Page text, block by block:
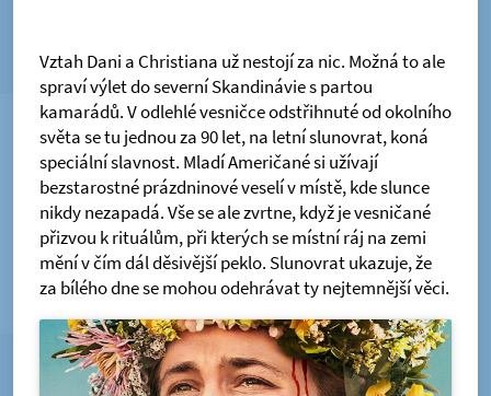
Vztah Dani a Christiana už nestojí za nic. Možná to ale
spraví výlet do severní Skandinávie s partou
kamarádů. V odlehlé vesničce odstřihnuté od okolního
světa se tu jednou za 90 let, na letní slunovrat, koná
speciální slavnost. Mladí Američané si užívají
bezstarostné prázdninové veselí v místě, kde slunce
nikdy nezapadá. Vše se ale zvrtne, když je vesničané
přizvou k rituálům, při kterých se místní ráj na zemi
mění v čím dál děsivější peklo. Slunovrat ukazuje, že
za bílého dne se mohou odehrávat ty nejtemnější věci.